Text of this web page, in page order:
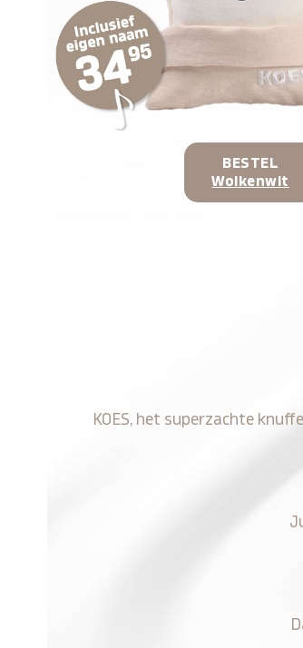
BESTEL
Wolkenwit
KOES, het superzachte